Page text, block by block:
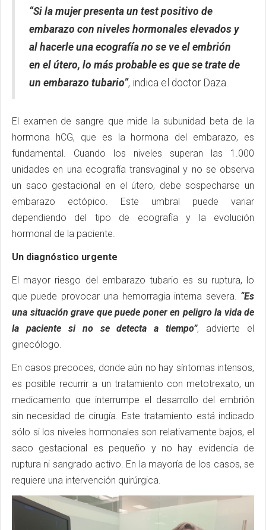
“Si la mujer presenta un test positivo de
embarazo con niveles hormonales elevados y
al hacerle una ecografía no se ve el embrión
en el útero, lo más probable es que se trate de
un embarazo tubario”, indica el doctor Daza.
El examen de sangre que mide la subunidad beta de la
hormona hCG, que es la hormona del embarazo, es
fundamental. Cuando los niveles superan las 1.000
unidades en una ecografía transvaginal y no se observa
un saco gestacional en el útero, debe sospecharse un
embarazo ectópico. Este umbral puede variar
dependiendo del tipo de ecografía y la evolución
hormonal de la paciente.
Un diagnóstico urgente
El mayor riesgo del embarazo tubario es su ruptura, lo
que puede provocar una hemorragia interna severa. “Es
una situación grave que puede poner en peligro la vida de
la paciente si no se detecta a tiempo”, advierte el
ginecólogo.
En casos precoces, donde aún no hay síntomas intensos,
es posible recurrir a un tratamiento con metotrexato, un
medicamento que interrumpe el desarrollo del embrión
sin necesidad de cirugía. Este tratamiento está indicado
sólo si los niveles hormonales son relativamente bajos, el
saco gestacional es pequeño y no hay evidencia de
ruptura ni sangrado activo. En la mayoría de los casos, se
requiere una intervención quirúrgica.